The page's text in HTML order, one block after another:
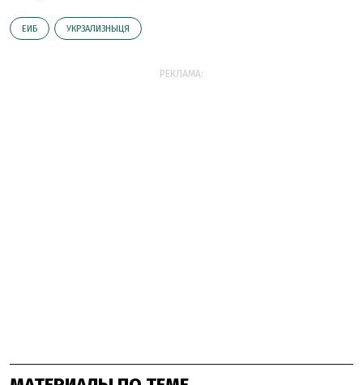
ЕИБ УКРЗАЛИЗНЫЦЯ
РЕКЛАМА: